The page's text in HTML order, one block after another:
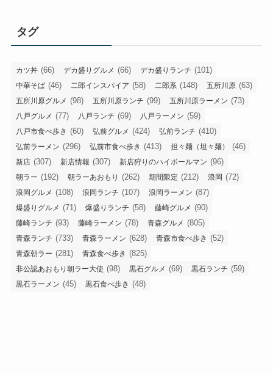
タグ
カツ丼 (66) デカ盛りグルメ (66) デカ盛りランチ (101)
中華そば (46) 二郎インスパイア (58) 二郎系 (148) 五所川原 (63)
五所川原グルメ (98) 五所川原ランチ (99) 五所川原ラーメン (73)
八戸グルメ (77) 八戸ランチ (69) 八戸ラーメン (59)
八戸市食べ歩き (60) 弘前グルメ (424) 弘前ランチ (410)
弘前ラーメン (296) 弘前市食べ歩き (413) 担々麺（坦々麺） (46)
新店 (307) 新店情報 (307) 新店狩りのハイボールマン (96)
朝ラー (192) 朝ラーあおもり (262) 期間限定 (212) 浪岡 (72)
浪岡グルメ (108) 浪岡ランチ (107) 浪岡ラーメン (87)
爆盛りグルメ (71) 爆盛りランチ (58) 藤崎グルメ (90)
藤崎ランチ (93) 藤崎ラーメン (78) 青森グルメ (805)
青森ランチ (733) 青森ラーメン (628) 青森市食べ歩き (52)
青森朝ラー (281) 青森食べ歩き (825)
非公認あおもり朝ラー大使 (98) 黒石グルメ (69) 黒石ランチ (59)
黒石ラーメン (45) 黒石食べ歩き (48)